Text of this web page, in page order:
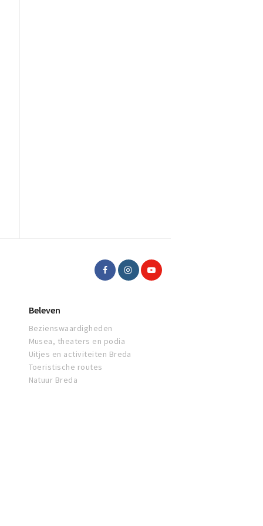
Beleven
Bezienswaardigheden
Musea, theaters en podia
Uitjes en activiteiten Breda
Toeristische routes
Natuur Breda